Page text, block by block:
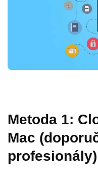
Metoda 1:
Mac
profesionály)